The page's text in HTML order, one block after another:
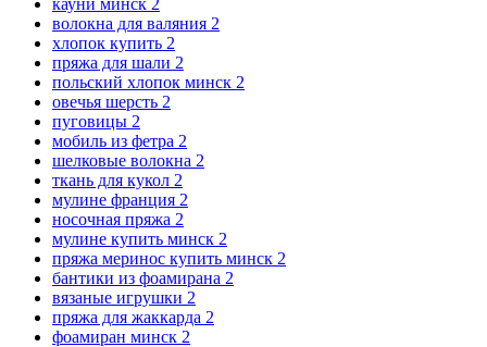
волокна для валяния 2
хлопок купить 2
пряжа для шали 2
польский хлопок минск 2
овечья шерсть 2
пуговицы 2
мобиль из фетра 2
шелковые волокна 2
ткань для кукол 2
мулине франция 2
носочная пряжа 2
мулине купить минск 2
пряжа меринос купить минск 2
бантики из фоамирана 2
вязаные игрушки 2
пряжа для жаккарда 2
фоамиран минск 2